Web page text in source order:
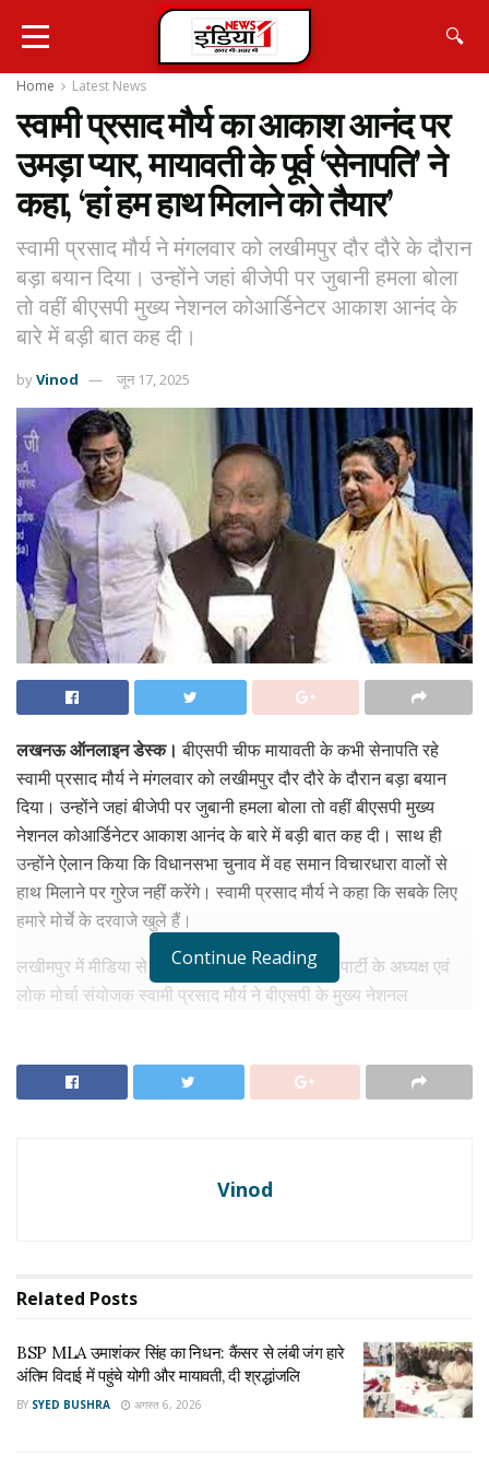
🔍
Home Latest News
स्वामी प्रसाद मौर्य का आकाश आनंद पर
उमड़ा प्यार, मायावती के पूर्व ‘सेनापति’ ने
कहा, ‘हां हम हाथ मिलाने को तैयार’
स्वामी प्रसाद मौर्य ने मंगलवार को लखीमपुर दौर दौरे के दौरान
बड़ा बयान दिया। उन्होंने जहां बीजेपी पर जुबानी हमला बोला
तो वहीं बीएसपी मुख्य नेशनल कोआर्डिनेटर आकाश आनंद के
बारे में बड़ी बात कह दी।
byVinod जून 17, 2025
लखनऊ ऑनलाइन डेस्क। बीएसपी चीफ मायावती के कभी सेनापति रहे
स्वामी प्रसाद मौर्य ने मंगलवार को लखीमपुर दौर दौरे के दौरान बड़ा बयान
दिया। उन्होंने जहां बीजेपी पर जुबानी हमला बोला तो वहीं बीएसपी मुख्य
नेशनल कोआर्डिनेटर आकाश आनंद के बारे में बड़ी बात कह दी। साथ ही
उन्होंने ऐलान किया कि विधानसभा चुनाव में वह समान विचारधारा वालों से
हाथ मिलाने पर गुरेज नहीं करेंगे। स्वामी प्रसाद मौर्य ने कहा कि सबके लिए
हमारे मोर्चे के दरवाजे खुले हैं।
लखीमपुर में मीडिया से बातचीत के दौरान अपनी जनता पार्टी के अध्यक्ष एवं
लोक मोर्चा संयोजक स्वामी प्रसाद मौर्य ने बीएसपी के मुख्य नेशनल
बहनजी (मायावती) बार-बार आकाश को पार्टी से बाहर कर देती हैं, जिससे
Lalita Gautam Case: मेरठ ललिता गौतम हत्याकांड पर
U P की राजनीति गरमाई, मायावती की अपील, चंद्रशेखर का
Continue Reading
Vinod
Related Posts
BSP MLA उमाशंकर सिंह का निधन: कैंसर से लंबी जंग हारे
अंतिम विदाई में पहुंचे योगी और मायावती, दी श्रद्धांजलि
BY SYED BUSHRA अगस्त 6, 2026